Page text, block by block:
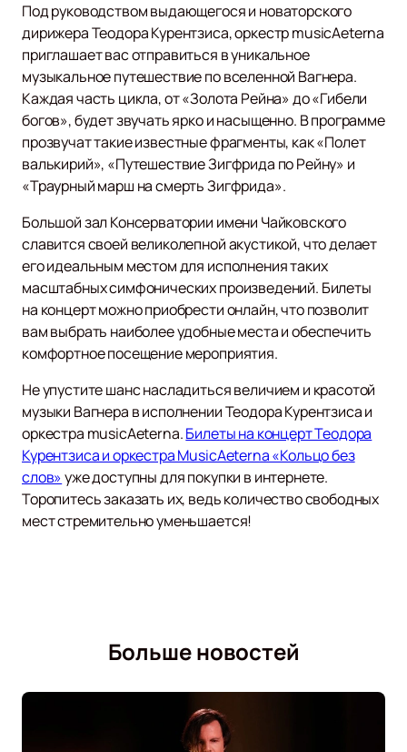
Под руководством выдающегося и новаторского
дирижера Теодора Курентзиса, оркестр musicAeterna
приглашает вас отправиться в уникальное
музыкальное путешествие по вселенной Вагнера.
Каждая часть цикла, от «Золота Рейна» до «Гибели
богов», будет звучать ярко и насыщенно. В программе
прозвучат такие известные фрагменты, как «Полет
валькирий», «Путешествие Зигфрида по Рейну» и
«Траурный марш на смерть Зигфрида».
Большой зал Консерватории имени Чайковского
славится своей великолепной акустикой, что делает
его идеальным местом для исполнения таких
масштабных симфонических произведений. Билеты
на концерт можно приобрести онлайн, что позволит
вам выбрать наиболее удобные места и обеспечить
комфортное посещение мероприятия.
Не упустите шанс насладиться величием и красотой
музыки Вагнера в исполнении Теодора Курентзиса и
оркестра musicAeterna.Билеты на концерт Теодора
Курентзиса и оркестра MusicAeterna «Кольцо без
слов»уже доступны для покупки в интернете.
Торопитесь заказать их, ведь количество свободных
мест стремительно уменьшается!
Больше новостей